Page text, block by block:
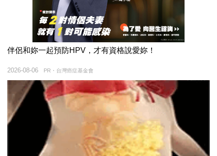
伴侶和妳一起預防HPV，才有資格說愛妳！
PR・台灣癌症基金會
2026-08-06